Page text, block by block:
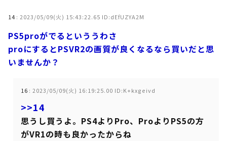
14 : 2023/05/09(火) 15:43:22.65 ID:dEfUZYA2M
PS5proがでるといううわさ
proにするとPSVR2の画質が良くなるなら買いだと思
いませんか？
16 : 2023/05/09(火) 16:19:25.00 ID:K+kxgeivd
>>14
思うし買うよ。PS4よりPro、ProよりPS5の方
がVR1の時も良かったからね